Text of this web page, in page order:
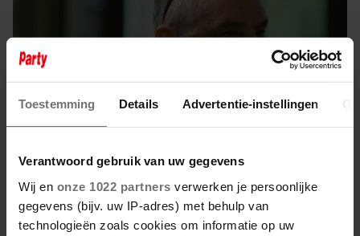
Toestemming Details Advertentie-instellingen
Verantwoord gebruik van uw gegevens
Wij en onze 1022 partners verwerken je persoonlijke
gegevens (bijv. uw IP-adres) met behulp van
technologieën zoals cookies om informatie op uw
29 maart 2025